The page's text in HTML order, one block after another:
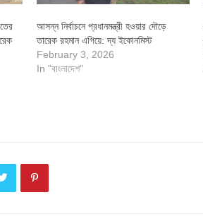
আসন্ন নির্বাচনে প্রধানমন্ত্রী হওয়ার দৌড়ে
তারেক রহমান এগিয়ে: দ্য ইকোনমিস্ট
February 3, 2026
In "বাংলাদেশ"